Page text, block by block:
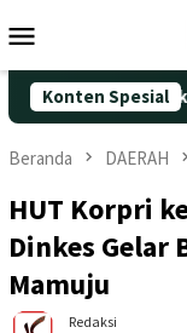
ke
Mobile
Konten Spesial
dengan Aksi
Beranda DAERAH
HUT Korpri
Dinkes Gelar
Mamuju
Redaksi